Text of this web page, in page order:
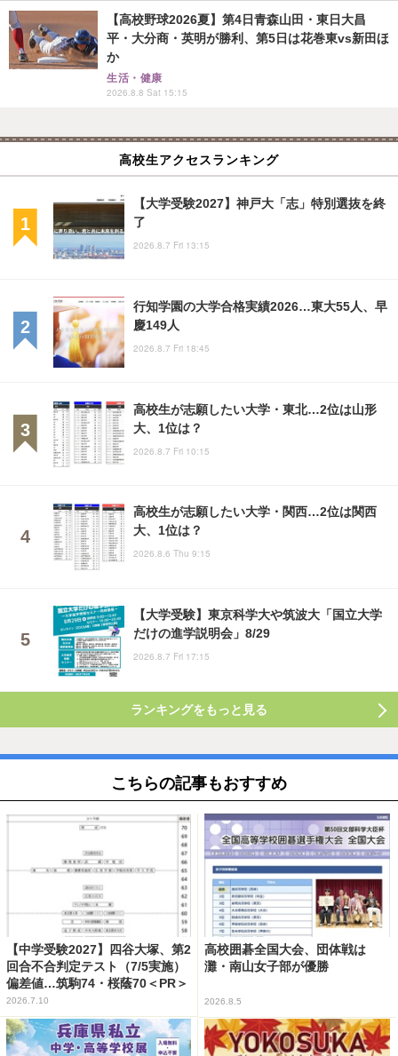
【高校野球2026夏】第4日青森山田・東日大昌
平・大分商・英明が勝利、第5日は花巻東vs新田ほ
か
生活・健康
2026.8.8 Sat 15:15
高校生アクセスランキング
【大学受験2027】神戸大「志」特別選抜を終
了
2026.8.7 Fri 13:15
行知学園の大学合格実績2026…東大55人、早
慶149人
2026.8.7 Fri 18:45
高校生が志願したい大学・東北…2位は山形
大、1位は？
2026.8.7 Fri 10:15
高校生が志願したい大学・関西…2位は関西
大、1位は？
2026.8.6 Thu 9:15
【大学受験】東京科学大や筑波大「国立大学
だけの進学説明会」8/29
2026.8.7 Fri 17:15
ランキングをもっと見る
こちらの記事もおすすめ
【中学受験2027】四谷大塚、第2
回合不合判定テスト（7/5実施）
偏差値…筑駒74・桜蔭70＜PR＞
2026.7.10
高校囲碁全国大会、団体戦は
灘・南山女子部が優勝
2026.8.5